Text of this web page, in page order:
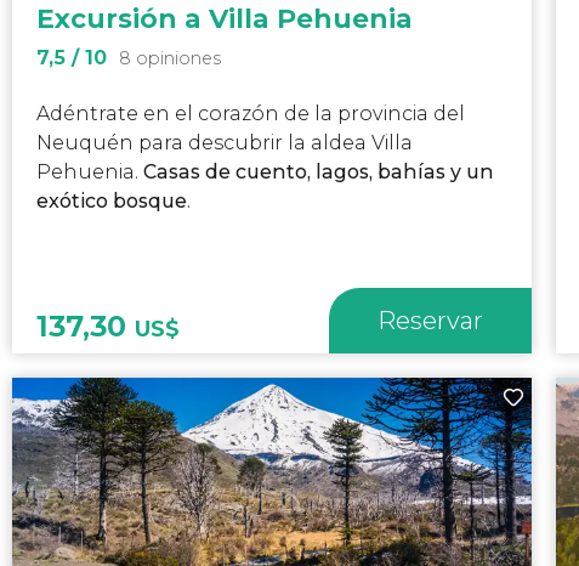
Excursión a Villa Pehuenia
7,5/ 10 8 opiniones
Adéntrate en el corazón de la provincia del
Neuquén para descubrir la aldea Villa
Pehuenia.Casas de cuento, lagos, bahías y un
exótico bosque.
137,30 US$ Reservar